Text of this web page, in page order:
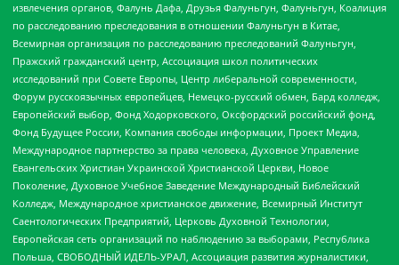
извлечения органов, Фалунь Дафа, Друзья Фалуньгун, Фалуньгун, Коалиция
по расследованию преследования в отношении Фалуньгун в Китае,
Всемирная организация по расследованию преследований Фалуньгун,
Пражский гражданский центр, Ассоциация школ политических
исследований при Совете Европы, Центр либеральной современности,
Форум русскоязычных европейцев, Немецко-русский обмен, Бард колледж,
Европейский выбор, Фонд Ходорковского, Оксфордский российский фонд,
Фонд Будущее России, Компания свободы информации, Проект Медиа,
Международное партнерство за права человека, Духовное Управление
Евангельских Христиан Украинской Христианской Церкви, Новое
Поколение, Духовное Учебное Заведение Международный Библейский
Колледж, Международное христианское движение, Всемирный Институт
Саентологических Предприятий, Церковь Духовной Технологии,
Европейская сеть организаций по наблюдению за выборами, Республика
Польша, СВОБОДНЫЙ ИДЕЛЬ-УРАЛ, Ассоциация развития журналистики,